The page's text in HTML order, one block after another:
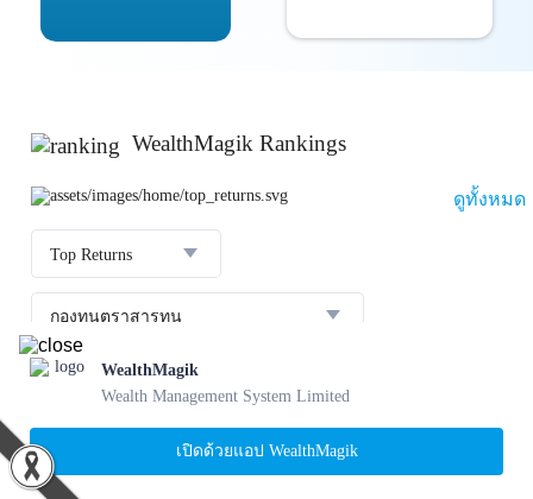
WealthMagik Rankings
ดูทั้งหมด
Top Returns
กองทุนตราสารทุน
กองทุน บลจ.
1
SCBBANKINGE
23.36 %
WealthMagik
Wealth Management System Limited
เปิดด้วยแอป WealthMagik